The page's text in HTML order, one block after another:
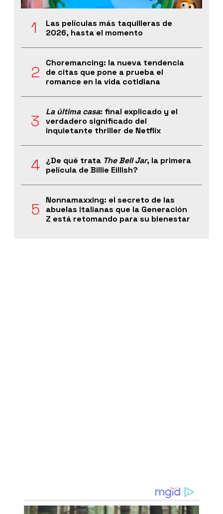
Las películas más taquilleras de
2026, hasta el momento
Choremancing: la nueva tendencia
de citas que pone a prueba el
romance en la vida cotidiana
La última casa: final explicado y el
verdadero significado del
inquietante thriller de Netflix
¿De qué trata The Bell Jar, la primera
película de Billie Eillish?
Nonnamaxxing: el secreto de las
abuelas italianas que la Generación
Z está retomando para su bienestar